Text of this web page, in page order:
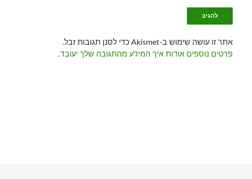
אתר זו עושה שימוש ב-Akismet כדי לסנן תגובות זבל.
פרטים נוספים אודות איך המידע מהתגובה שלך יעובד.